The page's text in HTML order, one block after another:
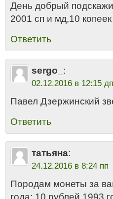
День добрый
2001 сп и мд,10
Ответить
sergo_ :
02.12.2016 в 12:15 дп
Павел Дзержинский
Ответить
татьяна:
24.12.2016 в 8:24 пп
Породам монеты за
года; 10 рублей 1993